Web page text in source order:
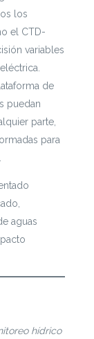
los
el CTD-
variables
de
puedan
parte,
para
aguas
hídrico